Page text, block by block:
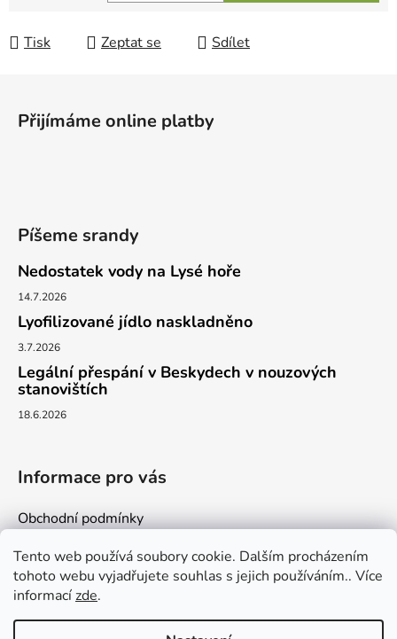
Tento web používá soubory cookie. Dalším procházením
tohoto webu vyjadřujete souhlas s jejich používáním.. Více
informacízde.
Tisk Zeptat se Sdílet
Přijímáme online platby
Píšeme srandy
Nedostatek vody na Lysé hoře
14.7.2026
Lyofilizované jídlo naskladněno
3.7.2026
Legální přespání v Beskydech v nouzových
stanovištích
18.6.2026
Informace pro vás
Obchodní podmínky
Podmínky ochrany osobních údajů
Kontakty